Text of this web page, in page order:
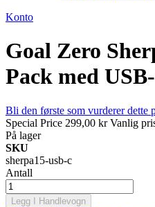
Konto
Goal Zero
Pack med
Bli den første som vurderer dette
Special Price 299,00 kr Vanlig
På lager
SKU
sherpa15-usb-c
Antall
Legg I Handlevogn